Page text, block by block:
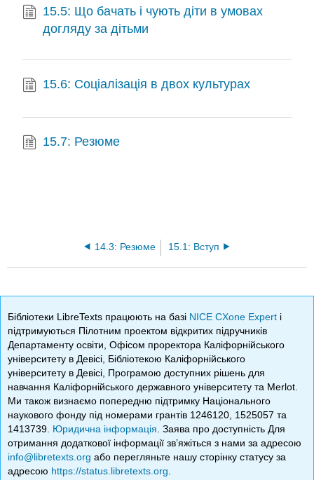
15.5: Що бачать і чують діти в умовах
догляду за дітьми
15.6: Соціалізація в двох культурах
15.7: Резюме
14.3: Резюме 15.1: Вступ
Бібліотеки LibreTexts працюють на базі NICE CXone Expert і
підтримуються Пілотним проектом відкритих підручників
Департаменту освіти, Офісом проректора Каліфорнійського
університету в Девісі, Бібліотекою Каліфорнійського
університету в Девісі, Програмою доступних рішень для
навчання Каліфорнійського державного університету та Merlot.
Ми також визнаємо попередню підтримку Національного
наукового фонду під номерами грантів 1246120, 1525057 та
1413739. Юридична інформація . Заява про доступність Для
отримання додаткової інформації зв’яжіться з нами за адресою
info@libretexts.org або перегляньте нашу сторінку статусу за
адресою https://status.libretexts.org